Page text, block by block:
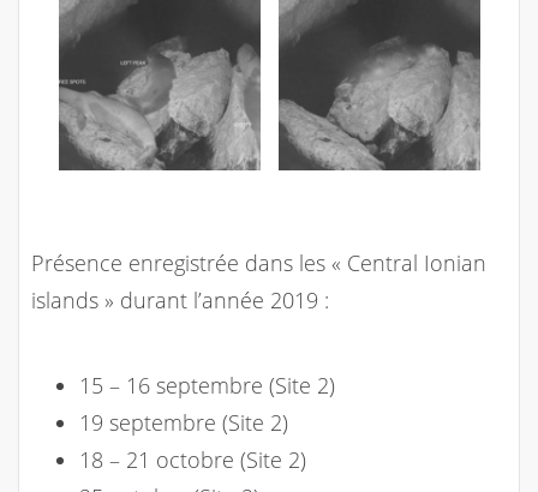
Présence enregistrée dans les « Central Ionian
islands » durant l’année 2019 :
15 – 16 septembre (Site 2)
19 septembre (Site 2)
18 – 21 octobre (Site 2)